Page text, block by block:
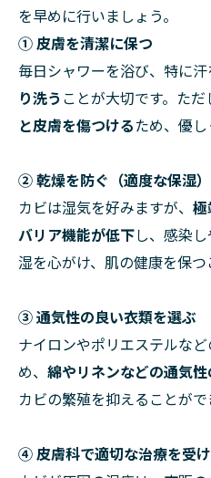
を早めに行いましょう。
① 皮膚を清潔に保つ
毎日シャワーを浴び、特に
り洗う ことが大切です。ただ
と皮膚を傷つけるため、優し
② 乾燥を防ぐ（適度な保湿）
カビは湿気を好みますが、
バリア機能が低下し、感染
湿を心がけ、肌の健康を保つ
③ 通気性の良い衣類を選ぶ
ナイロンやポリエステルな
め、 綿やリネンなどの通気
カビの繁殖を抑えることがで
④ 皮膚科で適切な治療を受